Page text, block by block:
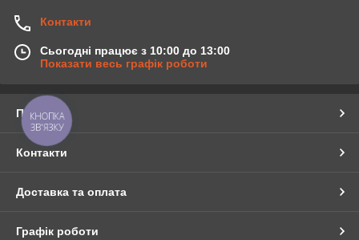
Контакти
Сьогодні працює з 10:00 до 13:00
Показати весь графік роботи
Про нас
Контакти
Доставка та оплата
Графік роботи
КНОПКА
ЗВ'ЯЗКУ